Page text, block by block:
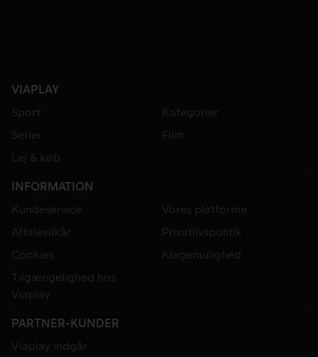
VIAPLAY
Sport
Kategorier
Serier
Film
Lej & køb
INFORMATION
Kundeservice
Vores platforme
Aftalevilkår
Privatlivspolitik
Cookies
Klagemulighed
Tilgængelighed hos
Viaplay
PARTNER-KUNDER
Viaplay indgår